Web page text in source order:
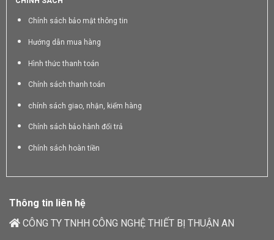
Chính sách bảo mật thông tin
Hướng dẫn mua hàng
Hình thức thanh toán
Chính sách thanh toán
chính sách giao, nhận, kiểm hàng
Chính sách bảo hành đổi trả
Chính sách hoàn tiền
Thông tin liên hệ
CÔNG TY TNHH CÔNG NGHỆ THIẾT BỊ THUẬN AN